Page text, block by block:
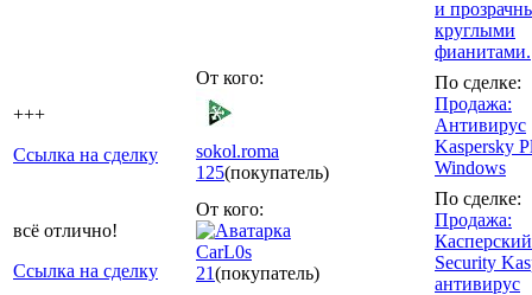
и
круглыми
фианитами.
+++
Ссылка на сделку
От кого:
sokol.roma
125(покупатель)
По сделке:
Продажа:
Антивирус
Kaspersky
Windows
всё отлично!
Ссылка на сделку
От кого:
CarL0s
21(покупатель)
По сделке:
Продажа:
Security
антивирус